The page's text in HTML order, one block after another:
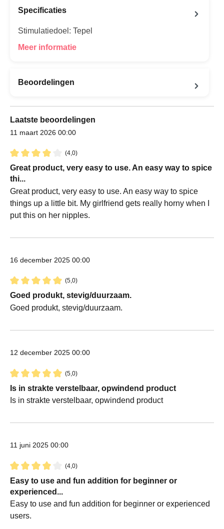
Specificaties
Stimulatiedoel: Tepel
Meer informatie
Beoordelingen
Laatste beoordelingen
11 maart 2026 00:00
(4,0)
Recensie met een waardering van 4 van de 5 sterren
Great product, very easy to use. An easy way to spice
thi...
Great product, very easy to use. An easy way to spice
things up a little bit. My girlfriend gets really horny when I
put this on her nipples.
16 december 2025 00:00
(5,0)
Recensie met een waardering van 5 van de 5 sterren
Goed produkt, stevig/duurzaam.
Goed produkt, stevig/duurzaam.
12 december 2025 00:00
(5,0)
Recensie met een waardering van 5 van de 5 sterren
Is in strakte verstelbaar, opwindend product
Is in strakte verstelbaar, opwindend product
11 juni 2025 00:00
(4,0)
Recensie met een waardering van 4 van de 5 sterren
Easy to use and fun addition for beginner or
experienced...
Easy to use and fun addition for beginner or experienced
users.